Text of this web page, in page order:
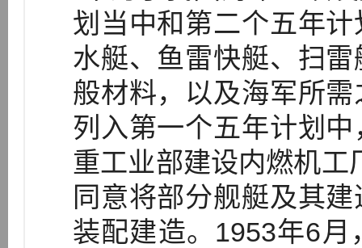
划当中和第二个五年
水艇、鱼雷快艇、扫
般材料，以及海军所
列入第一个五年计划
重工业部建设内燃机工
同意将部分舰艇及其
装配建造。1953年6